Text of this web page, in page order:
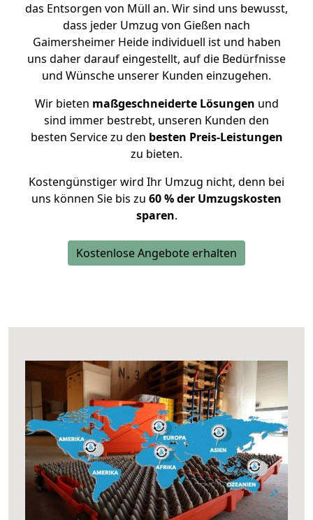
das Entsorgen von Müll an. Wir sind uns bewusst,
dass jeder Umzug von Gießen nach
Gaimersheimer Heide individuell ist und haben
uns daher darauf eingestellt, auf die Bedürfnisse
und Wünsche unserer Kunden einzugehen.
Wir bieten maßgeschneiderte Lösungen und
sind immer bestrebt, unseren Kunden den
besten Service zu den besten Preis-Leistungen
zu bieten.
Kostengünstiger wird Ihr Umzug nicht, denn bei
uns können Sie bis zu 60 % der Umzugskosten
sparen.
Kostenlose Angebote erhalten